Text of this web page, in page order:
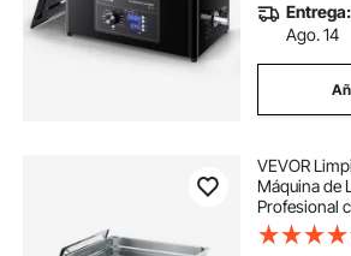
Entrega:
Ago. 14
VEVOR
Máquina de
Profesional
y Pantalla
180 W y 40